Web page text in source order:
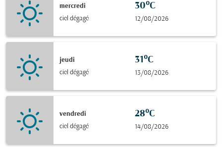
mercredi
ciel dégagé
30°C
12/08/2026
jeudi
ciel dégagé
31°C
13/08/2026
vendredi
ciel dégagé
28°C
14/08/2026